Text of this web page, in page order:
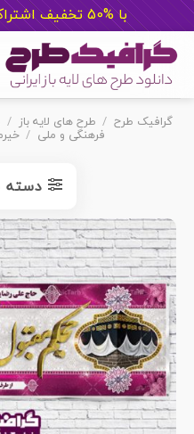
با %50 تخفیف اشتراک بخر
content
گرافیک طرح / طرح های لایه باز /
فرهنگی و ملی /
دسته